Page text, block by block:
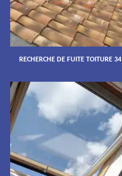
RECHERCHE DE FUITE TOITURE 34